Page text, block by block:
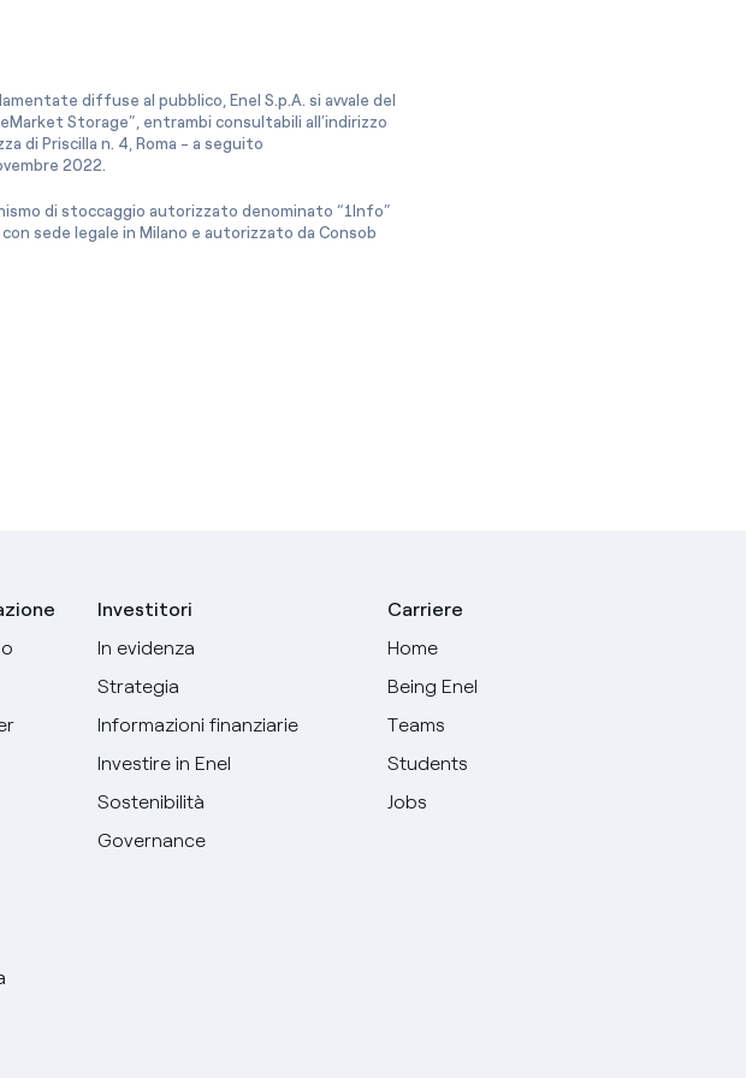
diffuse al pubblico, Enel S.p.A. si avvale del
Storage”, entrambi consultabili all’indirizzo
di Priscilla n. 4, Roma - a seguito
2022.
di stoccaggio autorizzato denominato “1Info”
sede legale in Milano e autorizzato da Consob
Investitori
In evidenza
Strategia
Informazioni finanziarie
Investire in Enel
Sostenibilità
Governance
Carriere
Home
Being Enel
Teams
Students
Jobs